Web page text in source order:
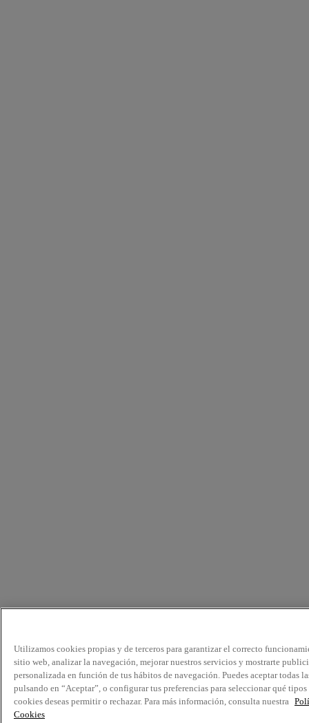
Utilizamos cookies propias y de terceros para garantizar el correcto
sitio web, analizar la navegación, mejorar nuestros servicios y mostrarte
personalizada en función de tus hábitos de navegación. Puedes aceptar todas
pulsando en “Aceptar”, o configurar tus preferencias para seleccionar qué tipos
cookies deseas permitir o rechazar. Para más información, consulta nuestra
Cookies